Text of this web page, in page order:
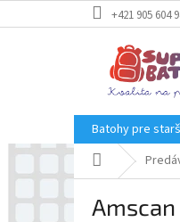
na
+421 905 604
Batohy pre
Domov
Amscan